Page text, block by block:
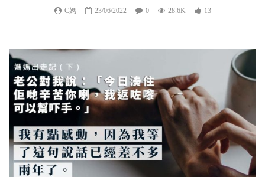
C媽 23/06/2022 0 28.6K 13